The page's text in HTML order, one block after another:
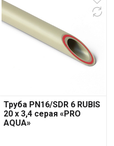
Труба PN16/SDR 6 RUBIS
20 x 3,4 серая «PRO
AQUA»